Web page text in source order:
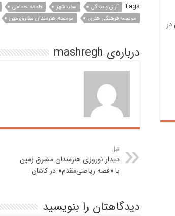
Tags آران و بیدگل سفیدشهر فاطمه حمامی
موسسه فرهنگی هنری
موسسه هنرمندان مشرق‌زمین
درباره‌ی mashregh
قبل
دیدار نوروزی هنرمندان مشرق زمین
با «فضه ریاضی‌مقدم» در کاشان
دیدگاهتان را بنویسید